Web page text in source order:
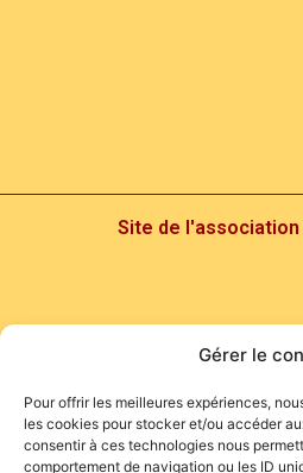
Gérer le
Pour offrir les meilleures expériences,
les cookies pour stocker et/ou accéder
consentir à ces technologies nous
comportement de navigation ou les ID
Site de l'association